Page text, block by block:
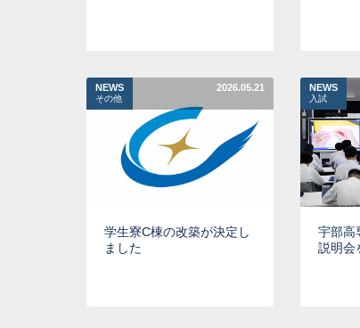
NEWS
その他
2026.05.21
学生寮C棟の改築が決定し
ました
NEWS
入試
宇部高
説明会